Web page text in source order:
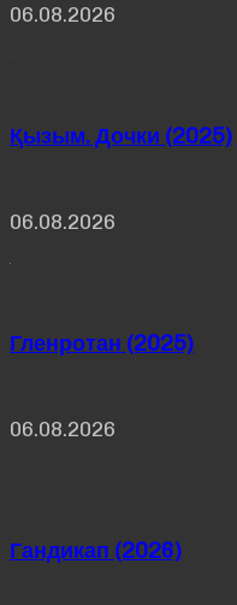
06.08.2026
Қызым. Дочки (2025)
06.08.2026
Гленротан (2025)
06.08.2026
Гандикап (2026)